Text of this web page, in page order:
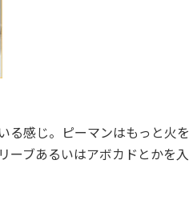
る感じ。ピーマンはもっと火を
ーブあるいはアボカドとかを入